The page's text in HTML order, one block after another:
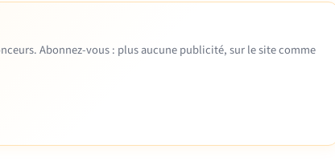
Abonnez-vous : plus aucune publicité, sur le site comme